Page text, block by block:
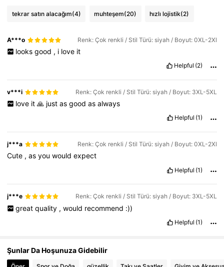
tekrar satın alacağım(4) muhteşem(20) hızlı lojistik(2)
A***o Renk: Çok renkli / Stil Türü: siyah / Boyut: 0XL-2Xl
looks good , i love it
Helpful (2)
v***i Renk: Çok renkli / Stil Türü: siyah / Boyut: 3XL-5XL
love it 🙏 just as good as always
Helpful (1)
j***a Renk: Çok renkli / Stil Türü: siyah / Boyut: 0XL-2Xl
Cute ,asyouwouldexpect
Helpful (1)
j***e Renk: Çok renkli / Stil Türü: siyah / Boyut: 3XL-5XL
great quality , would recommend :))
Helpful (1)
Şunlar Da Hoşunuza Gidebilir